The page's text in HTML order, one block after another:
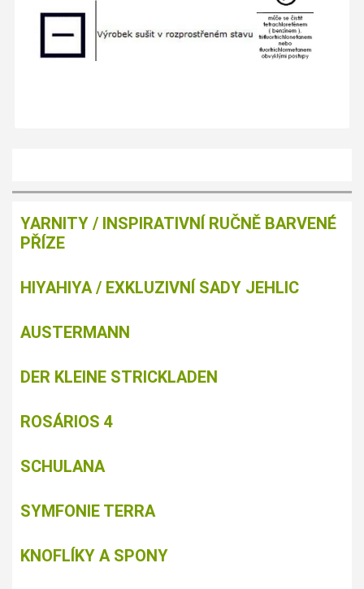
YARNITY / INSPIRATIVNÍ RUČNĚ BARVENÉ
PŘÍZE
HIYAHIYA / EXKLUZIVNÍ SADY JEHLIC
AUSTERMANN
DER KLEINE STRICKLADEN
ROSÁRIOS 4
SCHULANA
SYMFONIE TERRA
KNOFLÍKY A SPONY